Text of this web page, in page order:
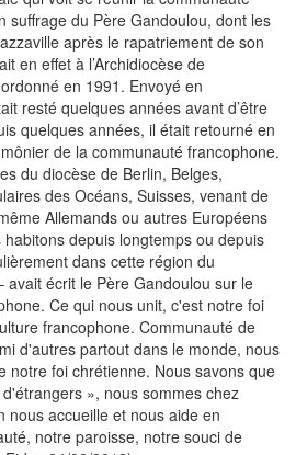
suffrage du Père Gandoulou, dont les
après le rapatriement de son
en effet à l’Archidiocèse de
en 1991. Envoyé en
resté quelques années avant d’être
quelques années, il était retourné en
de la communauté francophone.
du diocèse de Berlin, Belges,
des Océans, Suisses, venant de
Allemands ou autres Européens
depuis longtemps ou depuis
dans cette région du
avait écrit le Père Gandoulou sur le
Ce qui nous unit, c'est notre foi
francophone. Communauté de
d'autres partout dans le monde, nous
notre foi chrétienne. Nous savons que
», nous sommes chez
nous accueille et nous aide en
notre paroisse, notre souci de